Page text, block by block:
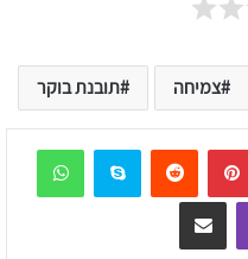
צמיחה תובנת בוקר
Pinterest
Reddit
Skype
Viber שיתוף דרך המייל